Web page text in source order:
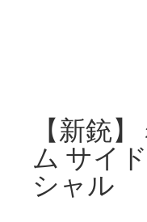
【新銃
ム サイ
シャル